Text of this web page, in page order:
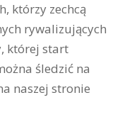
którzy zechcą
rywalizujących
której start
śledzić na
naszej stronie